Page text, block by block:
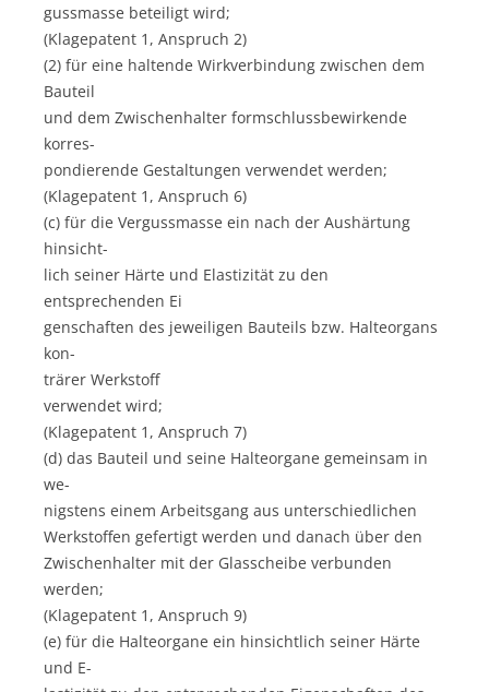
gussmasse beteiligt wird;
(Klagepatent 1, Anspruch 2)
(2) für eine haltende Wirkverbindung zwischen dem
Bauteil
und dem Zwischenhalter formschlussbewirkende
korres-
pondierende Gestaltungen verwendet werden;
(Klagepatent 1, Anspruch 6)
(c) für die Vergussmasse ein nach der Aushärtung
hinsicht-
lich seiner Härte und Elastizität zu den
entsprechenden Ei
genschaften des jeweiligen Bauteils bzw. Halteorgans
kon-
trärer Werkstoff
verwendet wird;
(Klagepatent 1, Anspruch 7)
(d) das Bauteil und seine Halteorgane gemeinsam in
we-
nigstens einem Arbeitsgang aus unterschiedlichen
Werkstoffen gefertigt werden und danach über den
Zwischenhalter mit der Glasscheibe verbunden
werden;
(Klagepatent 1, Anspruch 9)
(e) für die Halteorgane ein hinsichtlich seiner Härte
und E-